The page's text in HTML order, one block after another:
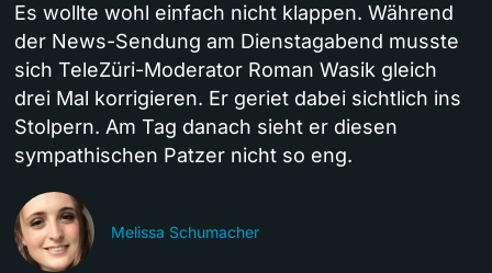
Es wollte wohl einfach nicht klappen. Während
der News-Sendung am Dienstagabend musste
sich TeleZüri-Moderator Roman Wasik gleich
drei Mal korrigieren. Er geriet dabei sichtlich ins
Stolpern. Am Tag danach sieht er diesen
sympathischen Patzer nicht so eng.
Melissa Schumacher